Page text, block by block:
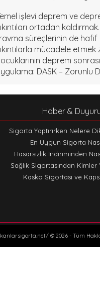
işlevi deprem ve
ortadan
süreçlerinin de hafif
mücadele
deprem
DASK – Zorunlu
Haber &
Sigorta Yaptırırken Nelere
En Uygun Sigorta
Hasarsızlık İndiriminden
Sağlık Sigortasından Kimler
Kasko Sigortası ve
© 2026 - Tüm